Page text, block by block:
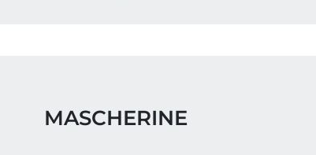
MASCHERINE